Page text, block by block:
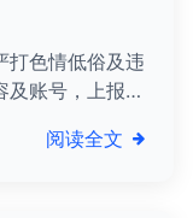
打色情低俗及违
账号，上报涉
阅读全文